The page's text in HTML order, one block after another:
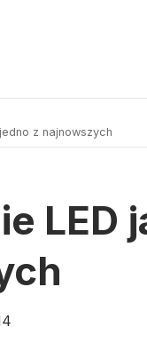
z najnowszych
LED